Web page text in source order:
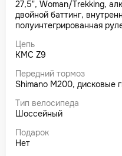
27,5", Woman/Trekking,
двойной баттинг,
полуинтегрированная
Цепь
KMC Z9
Передний тормоз
Shimano M200, дисковые
Тип велосипеда
Шоссейный
Подарок
Нет